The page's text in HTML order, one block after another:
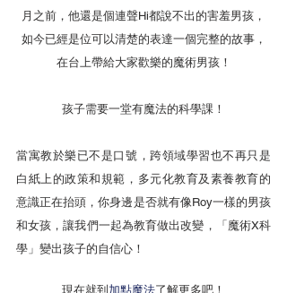
月之前，他還是個連聲Hi都說不出的害羞男孩，
如今已經是位可以清楚的表達一個完整的故事，
在台上帶給大家歡樂的魔術男孩！
孩子需要一堂有魔法的科學課！
當寓教於樂已不是口號，跨領域學習也不再只是
白紙上的政策和規範，多元化教育及素養教育的
意識正在抬頭，你身邊是否就有像Roy一樣的男孩
和女孩，讓我們一起為教育做出改變，「魔術X科
學」變出孩子的自信心！
現在就到 加點魔法了解更多吧！